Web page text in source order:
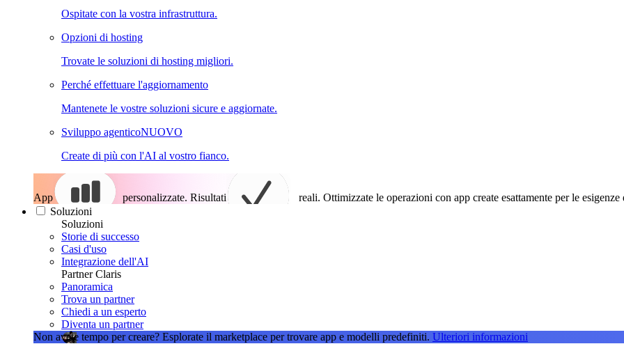
Ospitate con la vostra infrastruttura.
Opzioni di hosting
Trovate le soluzioni di hosting migliori.
Perché effettuare l'aggiornamento
Mantenete le vostre soluzioni sicure e aggiornate.
Sviluppo agenticoNUOVO
Create di più con l'AI al vostro fianco.
App personalizzate. Risultati reali. Ottimizzate le operazioni con app create esattamente per le esigenze
Soluzioni
Soluzioni
Storie di successo
Casi d'uso
Integrazione dell'AI
Partner Claris
Panoramica
Trova un partner
Chiedi a un esperto
Diventa un partner
Non avete tempo per creare? Esplorate il marketplace per trovare app e modelli predefiniti. Ulteriori informazioni